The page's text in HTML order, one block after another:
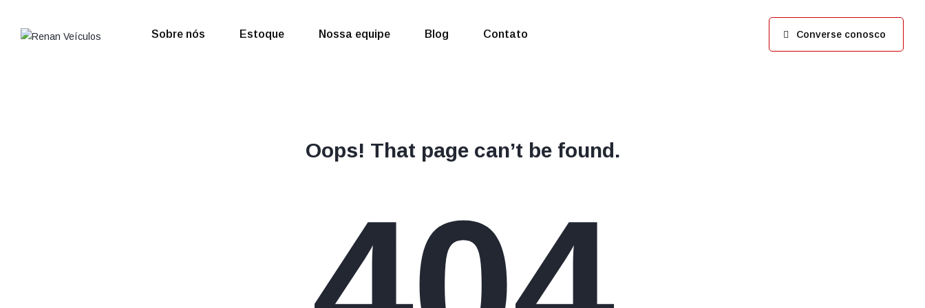
Sobre nós Estoque Nossa equipe Blog Contato Converse conosco
Oops! That page can’t be found.